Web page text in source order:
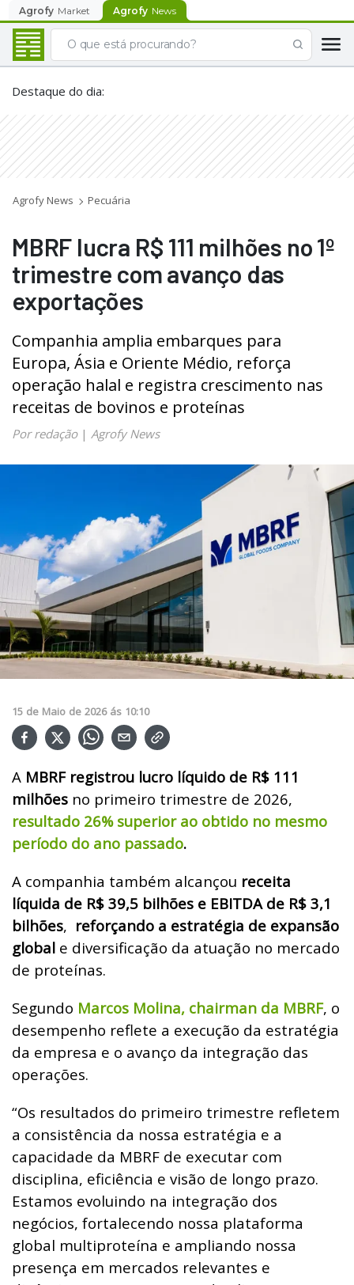
Agrofy Market Agrofy News
Destaque do dia:
Agrofy News Pecuária
MBRF lucra R$ 111 milhões no 1º
trimestre com avanço das
exportações
Companhia amplia embarques para
Europa, Ásia e Oriente Médio, reforça
operação halal e registra crescimento nas
receitas de bovinos e proteínas
Por redação| Agrofy News
15 de Maio de 2026 ás 10:10
A MBRF registrou lucro líquido de R$ 111
milhões no primeiro trimestre de 2026,
resultado 26% superior ao obtido no mesmo
período do ano passado.
A companhia também alcançou receita
líquida de R$ 39,5 bilhões e EBITDA de R$ 3,1
bilhões, reforçando a estratégia de expansão
global e diversificação da atuação no mercado
de proteínas.
Segundo Marcos Molina, chairman da MBRF, o
desempenho reflete a execução da estratégia
da empresa e o avanço da integração das
operações.
“Os resultados do primeiro trimestre refletem
a consistência da nossa estratégia e a
capacidade da MBRF de executar com
disciplina, eficiência e visão de longo prazo.
Estamos evoluindo na integração dos
negócios, fortalecendo nossa plataforma
global multiproteína e ampliando nossa
presença em mercados relevantes e